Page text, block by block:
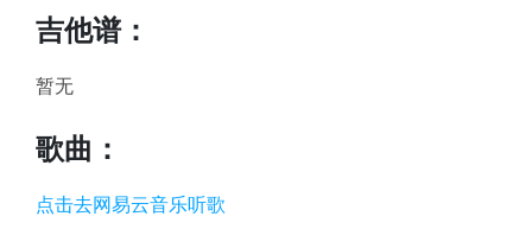
吉他谱：
暂无
歌曲：
点击去网易云音乐听歌